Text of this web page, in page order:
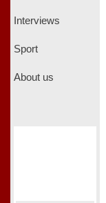
Interviews
Sport
About us